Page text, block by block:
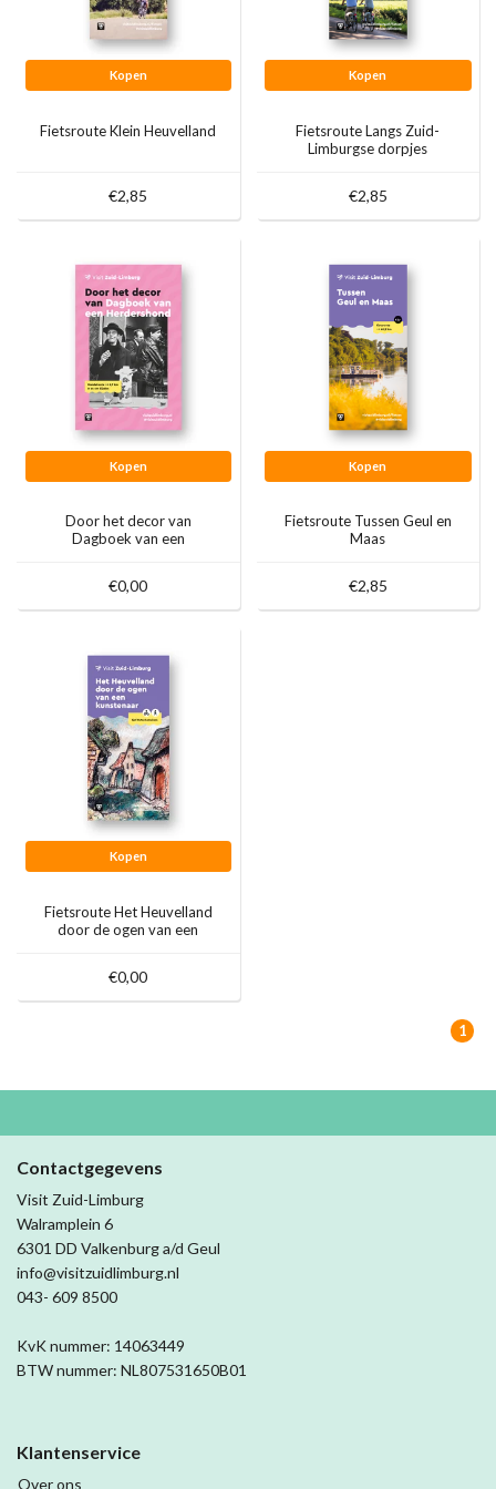
Kopen
Fietsroute Klein Heuvelland
€2,85
Kopen
Fietsroute Langs Zuid-
Limburgse dorpjes
€2,85
Kopen
Door het decor van
Dagboek van een
€0,00
Kopen
Fietsroute Tussen Geul en
Maas
€2,85
Kopen
Fietsroute Het Heuvelland
door de ogen van een
€0,00
1
Contactgegevens
Visit Zuid-Limburg
Walramplein 6
6301 DD Valkenburg a/d Geul
info@visitzuidlimburg.nl
043- 609 8500
KvK nummer: 14063449
BTW nummer: NL807531650B01
Klantenservice
Over ons